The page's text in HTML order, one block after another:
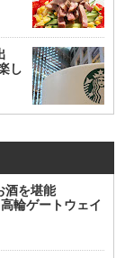
し
酒を堪能
輪ゲートウェイ